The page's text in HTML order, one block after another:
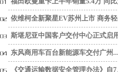
依维柯全新聚星EV苏州上市 商务
选...
斯堪尼亚中国客户交付中心正式启
东风商用车百台新能源车交付广州...
《交通运输数据安全管理办法》自